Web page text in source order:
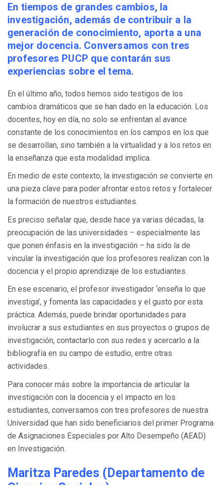
En tiempos de grandes cambios, la
investigación, además de contribuir a la
generación de conocimiento, aporta a una
mejor docencia. Conversamos con tres
profesores PUCP que contarán sus
experiencias sobre el tema.
En el último año, todos hemos sido testigos de los
cambios dramáticos que se han dado en la educación. Los
docentes, hoy en día, no solo se enfrentan al avance
constante de los conocimientos en los campos en los que
se desarrollan, sino también a la virtualidad y a los retos en
la enseñanza que esta modalidad implica.
En medio de este contexto, la investigación se convierte en
una pieza clave para poder afrontar estos retos y fortalecer
la formación de nuestros estudiantes.
Es preciso señalar que, desde hace ya varias décadas, la
preocupación de las universidades – especialmente las
que ponen énfasis en la investigación – ha sido la de
vincular la investigación que los profesores realizan con la
docencia y el propio aprendizaje de los estudiantes.
En ese escenario, el profesor investigador ‘enseña lo que
investiga’, y fomenta las capacidades y el gusto por esta
práctica. Además, puede brindar oportunidades para
involucrar a sus estudiantes en sus proyectos o grupos de
investigación, contactarlo con sus redes y acercarlo a la
bibliografía en su campo de estudio, entre otras
actividades.
Para conocer más sobre la importancia de articular la
investigación con la docencia y el impacto en los
estudiantes, conversamos con tres profesores de nuestra
Universidad que han sido beneficiarios del primer Programa
de Asignaciones Especiales por Alto Desempeño (AEAD)
en Investigación.
Maritza Paredes (Departamento de